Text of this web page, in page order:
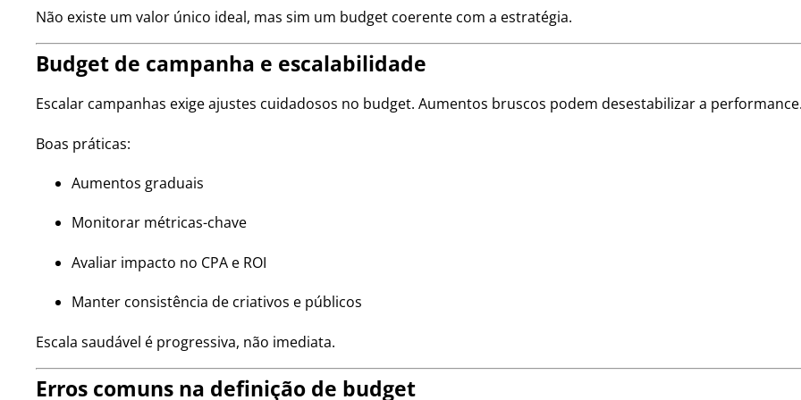
Não existe um valor único ideal, mas sim um budget coerente com a estratégia.
Budget de campanha e escalabilidade
Escalar campanhas exige ajustes cuidadosos no budget. Aumentos bruscos podem desestabilizar a
Boas práticas:
Aumentos graduais
Monitorar métricas-chave
Avaliar impacto no CPA e ROI
Manter consistência de criativos e públicos
Escala saudável é progressiva, não imediata.
Erros comuns na definição de budget